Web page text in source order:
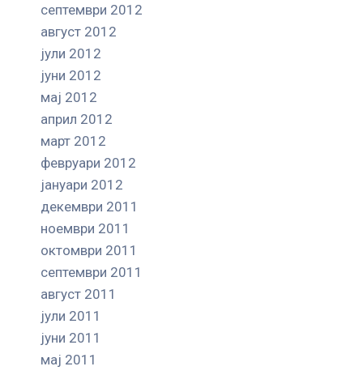
септември 2012
август 2012
јули 2012
јуни 2012
мај 2012
април 2012
март 2012
февруари 2012
јануари 2012
декември 2011
ноември 2011
октомври 2011
септември 2011
август 2011
јули 2011
јуни 2011
мај 2011